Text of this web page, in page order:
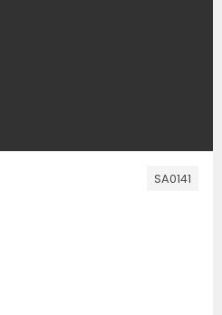
SA0141